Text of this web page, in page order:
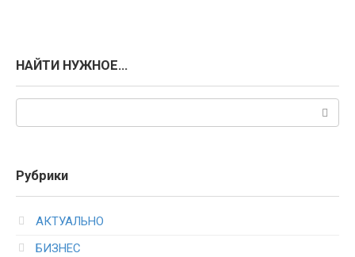
НАЙТИ НУЖНОЕ…
Рубрики
АКТУАЛЬНО
БИЗНЕС